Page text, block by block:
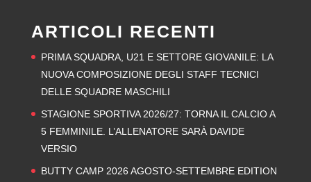
ARTICOLI RECENTI
PRIMA SQUADRA, U21 E SETTORE GIOVANILE: LA
NUOVA COMPOSIZIONE DEGLI STAFF TECNICI
DELLE SQUADRE MASCHILI
STAGIONE SPORTIVA 2026/27: TORNA IL CALCIO A
5 FEMMINILE. L’ALLENATORE SARÀ DAVIDE
VERSIO
BUTTY CAMP 2026 AGOSTO-SETTEMBRE EDITION